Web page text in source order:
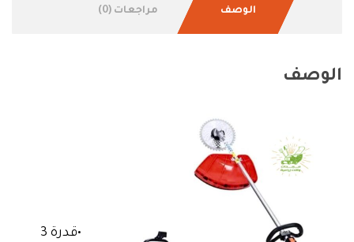
الوصف مراجعات (0)
الوصف
•قدرة 3